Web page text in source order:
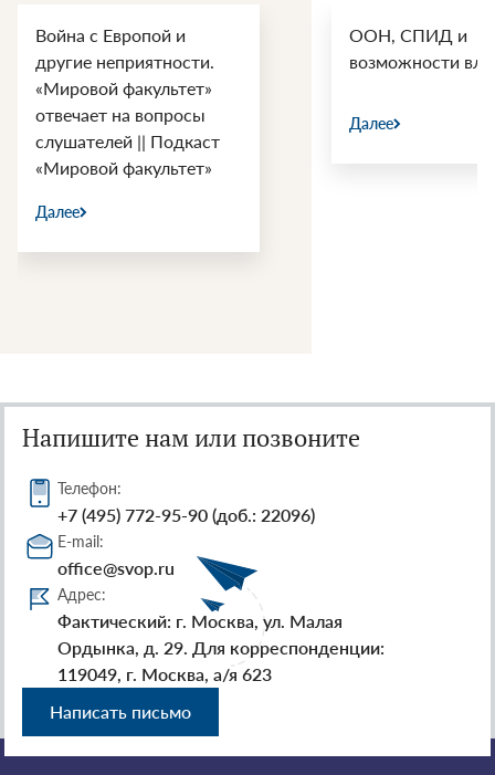
Война с Европой и
другие неприятности.
«Мировой факультет»
отвечает на вопросы
слушателей || Подкаст
«Мировой факультет»
Далее
ООН, СПИД и
возможности
Далее
Напишите нам или позвоните
Телефон:
+7 (495) 772-95-90 (доб.: 22096)
E-mail:
office@svop.ru
Адрес:
Фактический: г. Москва, ул. Малая
Ордынка, д. 29. Для корреспонденции:
119049, г. Москва, а/я 623
Написать письмо